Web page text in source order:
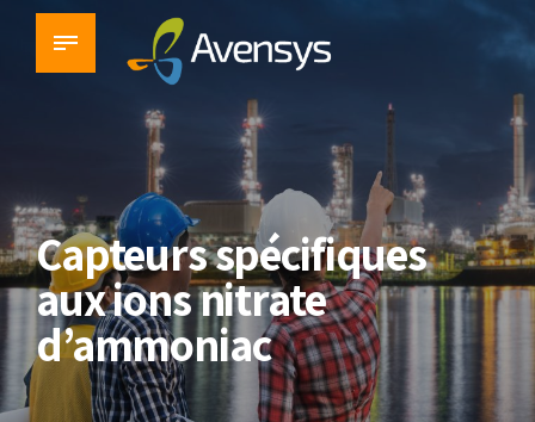
Capteurs spécifiques
aux ions nitrate
d’ammoniac